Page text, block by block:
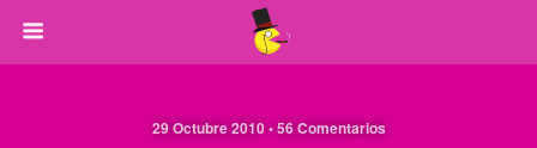
29 Octubre 2010 • 56 Comentarios